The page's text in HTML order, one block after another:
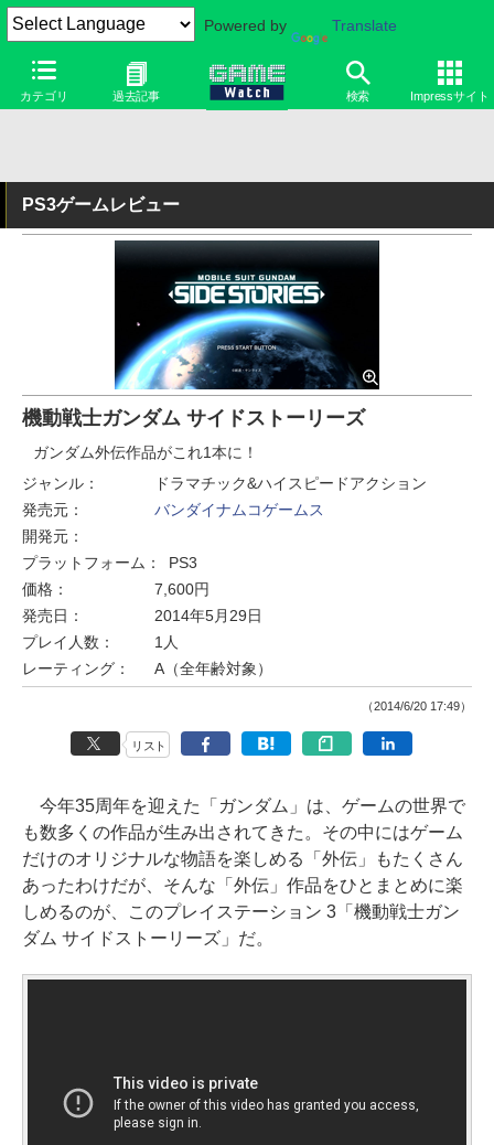
Powered by Translate
カテゴリ 過去記事 検索 Impressサイト
PS3ゲームレビュー
機動戦士ガンダム サイドストーリーズ
ガンダム外伝作品がこれ1本に！
ジャンル：
ドラマチック&ハイスピードアクション
発売元：
バンダイナムコゲームス
開発元：
プラットフォーム：
PS3
価格：
7,600円
発売日：
2014年5月29日
プレイ人数：
1人
レーティング：
A（全年齢対象）
（2014/6/20 17:49）
リスト
今年35周年を迎えた「ガンダム」は、ゲームの世界で
も数多くの作品が生み出されてきた。その中にはゲーム
だけのオリジナルな物語を楽しめる「外伝」もたくさん
あったわけだが、そんな「外伝」作品をひとまとめに楽
しめるのが、このプレイステーション 3「機動戦士ガン
ダム サイドストーリーズ」だ。